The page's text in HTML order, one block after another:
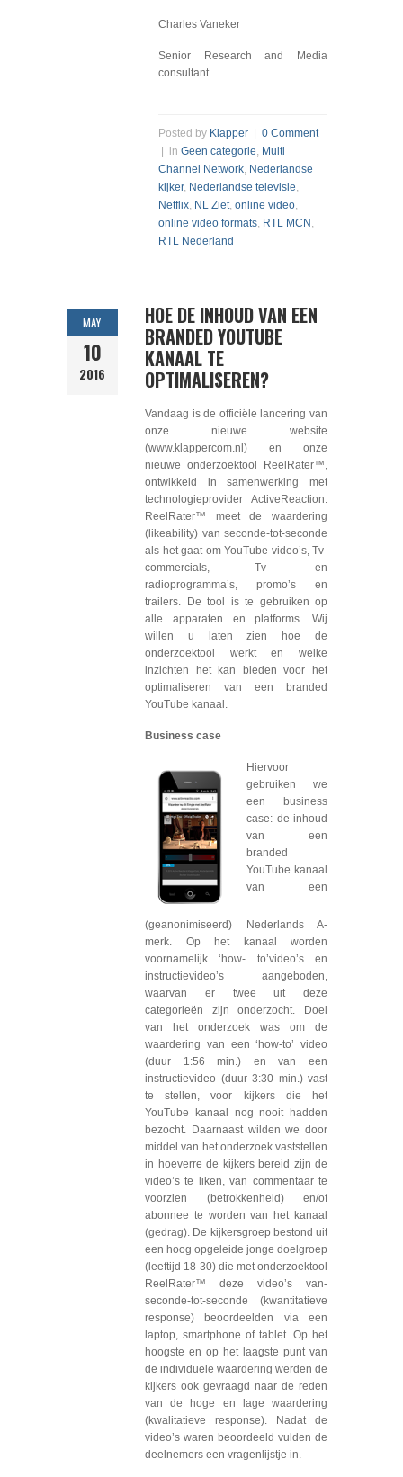
Charles Vaneker
Senior Research and Media
consultant
Posted by Klapper
0 Comment
| in Geen categorie, Multi
Channel Network, Nederlandse
kijker, Nederlandse televisie,
Netflix, NL Ziet, online video,
online video formats, RTL MCN ,
RTL Nederland
MAY
10
2016
HOE DE INHOUD VAN EEN
BRANDED YOUTUBE
KANAAL TE
OPTIMALISEREN?
Vandaag is de officiële lancering van
onze nieuwe website
(www.klappercom.nl) en onze
nieuwe onderzoektool ReelRater™,
ontwikkeld in samenwerking met
technologieprovider ActiveReaction.
ReelRater™ meet de waardering
(likeability) van seconde-tot-seconde
als het gaat om YouTube video’s, Tv-
commercials, Tv- en
radioprogramma’s, promo’s en
trailers. De tool is te gebruiken op
alle apparaten en platforms. Wij
willen u laten zien hoe de
onderzoektool werkt en welke
inzichten het kan bieden voor het
optimaliseren van een branded
YouTube kanaal.
Business case
Hiervoor
gebruiken we
een business
case: de inhoud
van een
branded
YouTube kanaal
van een
(geanonimiseerd) Nederlands A-
merk. Op het kanaal worden
voornamelijk ‘how- to’video’s en
instructievideo’s aangeboden,
waarvan er twee uit deze
categorieën zijn onderzocht. Doel
van het onderzoek was om de
waardering van een ‘how-to’ video
(duur 1:56 min.) en van een
instructievideo (duur 3:30 min.) vast
te stellen, voor kijkers die het
YouTube kanaal nog nooit hadden
bezocht. Daarnaast wilden we door
middel van het onderzoek vaststellen
in hoeverre de kijkers bereid zijn de
video’s te liken, van commentaar te
voorzien (betrokkenheid) en/of
abonnee te worden van het kanaal
(gedrag). De kijkersgroep bestond uit
een hoog opgeleide jonge doelgroep
(leeftijd 18-30) die met onderzoektool
ReelRater™ deze video’s van-
seconde-tot-seconde (kwantitatieve
response) beoordeelden via een
laptop, smartphone of tablet. Op het
hoogste en op het laagste punt van
de individuele waardering werden de
kijkers ook gevraagd naar de reden
van de hoge en lage waardering
(kwalitatieve response). Nadat de
video’s waren beoordeeld vulden de
deelnemers een vragenlijstje in.